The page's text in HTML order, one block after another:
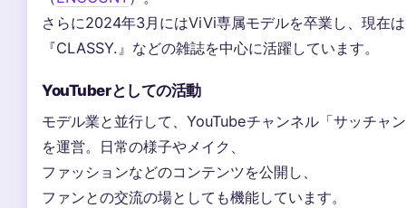
さらに2024年3月にはViVi専属モデルを卒業し、現在は
『CLASSY.』などの雑誌を中心に活躍しています。
YouTuberとしての活動
モデル業と並行して、YouTubeチャンネル「サッチャ
を運営。日常の様子やメイク、
ファッションなどのコンテンツを公開し、
ファンとの交流の場としても機能しています。